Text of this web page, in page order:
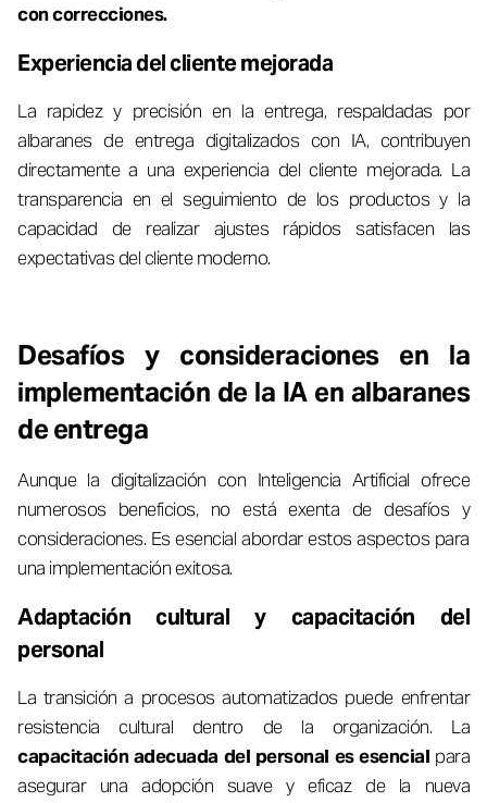
con correcciones.
Experiencia del cliente mejorada
La rapidez y precisión en la entrega, respaldadas por
albaranes de entrega digitalizados con IA, contribuyen
directamente a una experiencia del cliente mejorada. La
transparencia en el seguimiento de los productos y la
capacidad de realizar ajustes rápidos satisfacen las
expectativas del cliente moderno.
Desafíos y consideraciones en la
implementación de la IA en albaranes
de entrega
Aunque la digitalización con Inteligencia Artificial ofrece
numerosos beneficios, no está exenta de desafíos y
consideraciones. Es esencial abordar estos aspectos para
una implementación exitosa.
Adaptación cultural y capacitación del
personal
La transición a procesos automatizados puede enfrentar
resistencia cultural dentro de la organización. La
capacitación adecuada del personal es esencial para
asegurar una adopción suave y eficaz de la nueva